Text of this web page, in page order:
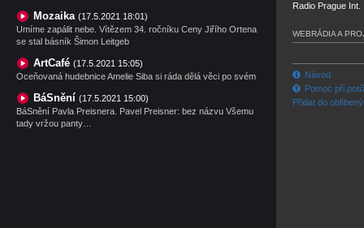
Mozaika (17.5.2021 18:01)
Umíme zapálit nebe. Vítězem 34. ročníku Ceny Jiřího Ortena
se stal básník Šimon Leitgeb
ArtCafé (17.5.2021 15:05)
Oceňovaná hudebnice Amelie Siba si ráda dělá věci po svém
BáSnění (17.5.2021 15:00)
BáSnění Pavla Preisnera. Pavel Preisner: bez názvu Všemu
tady vržou panty…
Radio Prague Int.
WEBRÁDIA A
Návod
Pomoc při
Přidat do